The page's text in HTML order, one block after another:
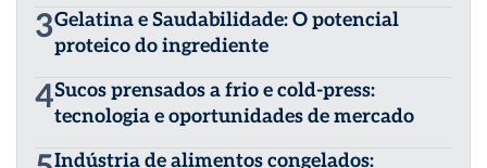
3Gelatina e Saudabilidade: O potencial
proteico do ingrediente
4Sucos prensados a frio e cold-press:
tecnologia e oportunidades de mercado
Indústria de alimentos congelados: